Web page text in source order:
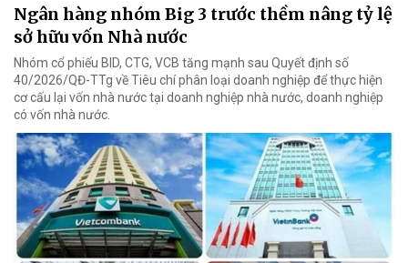
Ngân hàng nhóm Big 3 trước thềm nâng tỷ lệ
sở hữu vốn Nhà nước
Nhóm cổ phiếu BID, CTG, VCB tăng mạnh sau Quyết định số
40/2026/QĐ-TTg về Tiêu chí phân loại doanh nghiệp để thực hiện
cơ cấu lại vốn nhà nước tại doanh nghiệp nhà nước, doanh nghiệp
có vốn nhà nước.